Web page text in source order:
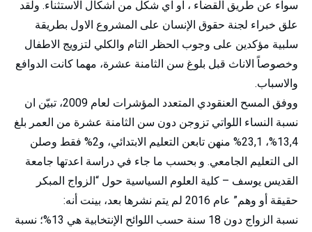
سواء عن طريق القضاء ، او اي شكل من اشكال الاستثناء. ولقد
علق خبراء لجنة حقوق الإنسان على المشروع الاول بطريقة
سلبية مؤكدين على وجوب الحظر التام والكلي لتزويج الاطفال
وخصوصاً الاناث قبل بلوغ سن الثامنة عشرة، مهما كانت الدوافع
والاسباب.
ووفق المسح العنقودي المتعدد المؤشرات لعام 2009، تبيّن ان
نسبة النساء اللواتي تزوجن دون سن الثامنة عشرة من العمر بلغ
13,4%، 23,1% منهن تابعن التعليم الابتدائي، و2% فقط وصلن
الى التعليم الجامعي. و بحسب ما جاء في دراسة اعدتها جامعة
القديس يوسف – كلية العلوم السياسية حول “الزواج المبكر
حقيقة أو وهم” عام 2016 لم يتم نشرها بعد، بينت أنه:
نسبة الزواج دون 18 سنة حسب اللوائح الإنتخابية هي 13%؛ نسبة